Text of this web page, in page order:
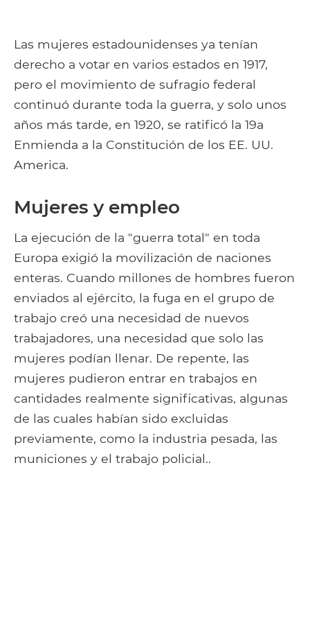
Las mujeres estadounidenses ya tenían
derecho a votar en varios estados en 1917,
pero el movimiento de sufragio federal
continuó durante toda la guerra, y solo unos
años más tarde, en 1920, se ratificó la 19a
Enmienda a la Constitución de los EE. UU.
America.
Mujeres y empleo
La ejecución de la "guerra total" en toda
Europa exigió la movilización de naciones
enteras. Cuando millones de hombres fueron
enviados al ejército, la fuga en el grupo de
trabajo creó una necesidad de nuevos
trabajadores, una necesidad que solo las
mujeres podían llenar. De repente, las
mujeres pudieron entrar en trabajos en
cantidades realmente significativas, algunas
de las cuales habían sido excluidas
previamente, como la industria pesada, las
municiones y el trabajo policial..